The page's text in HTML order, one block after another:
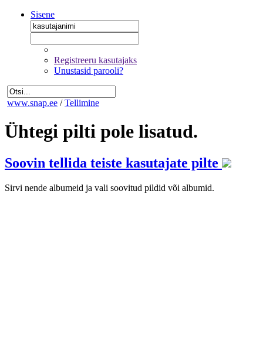
Sisene
Registreeru kasutajaks
Unustasid parooli?
www.snap.ee / Tellimine
Ühtegi pilti pole lisatud.
Soovin tellida teiste kasutajate pilte
Sirvi nende albumeid ja vali soovitud pildid või albumid.